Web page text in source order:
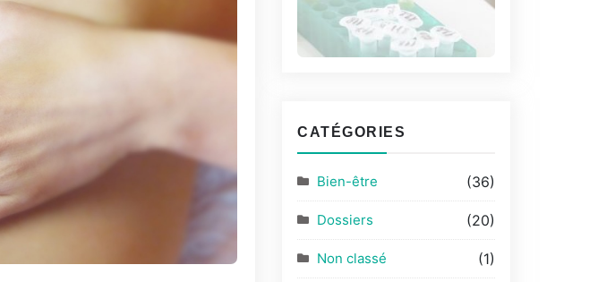
CATÉGORIES
Bien-être (36)
Dossiers (20)
Non classé (1)